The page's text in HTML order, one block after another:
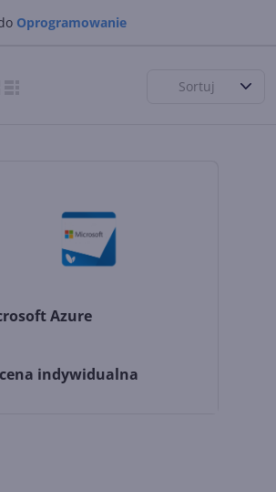
Oprogramowanie
Sortuj
Azure
indywidualna